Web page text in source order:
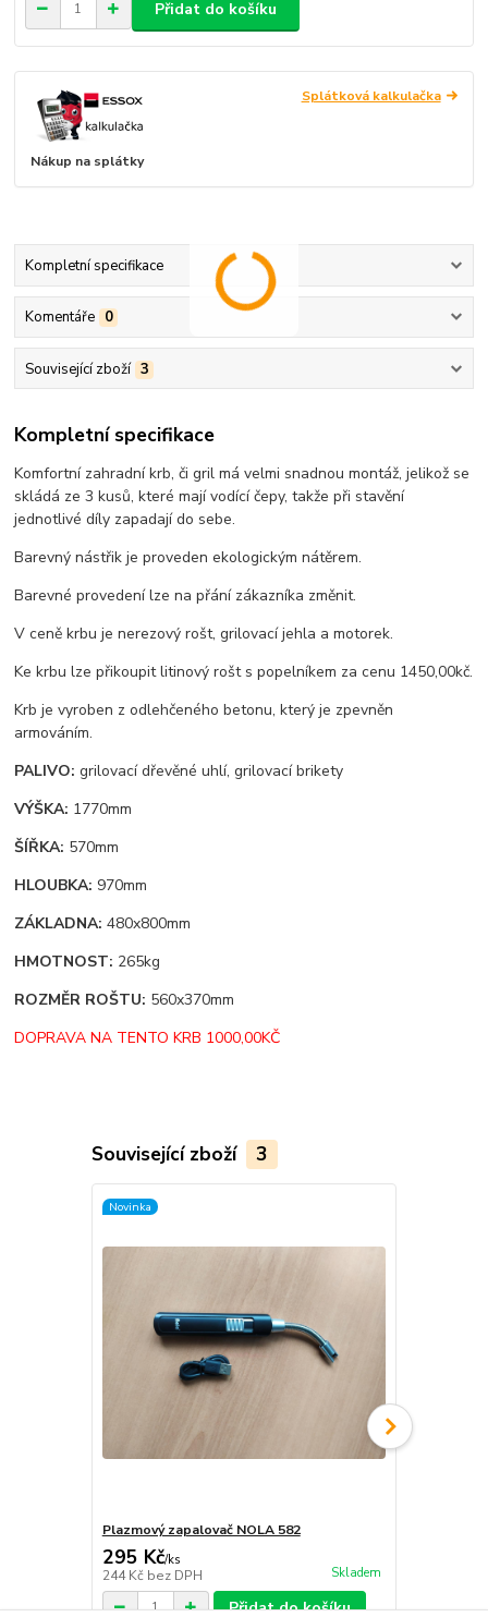
Přidat do košíku
Splátková kalkulačka
Nákup na splátky
Kompletní specifikace
Komentáře 0
Související zboží 3
Kompletní specifikace
Komfortní zahradní krb, či gril má velmi snadnou montáž, jelikož se
skládá ze 3 kusů, které mají vodící čepy, takže při stavění
jednotlivé díly zapadají do sebe.
Barevný nástřik je proveden ekologickým nátěrem.
Barevné provedení lze na přání zákazníka změnit.
V ceně krbu je nerezový rošt, grilovací jehla a motorek.
Ke krbu lze přikoupit litinový rošt s popelníkem za cenu 1450,00kč.
Krb je vyroben z odlehčeného betonu, který je zpevněn
armováním.
PALIVO:grilovací dřevěné uhlí, grilovací brikety
VÝŠKA: 1770mm
ŠÍŘKA: 570mm
HLOUBKA: 970mm
ZÁKLADNA:480x800mm
HMOTNOST: 265kg
ROZMĚR ROŠTU: 560x370mm
DOPRAVA NA TENTO KRB 1000,00KČ
Související zboží 3
Novinka
Plazmový zapalovač NOLA 582
295 Kč/ks
244 Kč bez DPH Skladem
Přidat do košíku